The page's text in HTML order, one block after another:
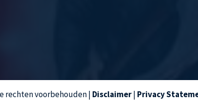
rechten voorbehouden| Disclaimer | Privacy